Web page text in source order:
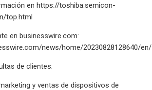
en https://toshiba.semicon-
top.html
en businesswire.com:
news/home/20230828128640/en/
de clientes:
y ventas de dispositivos de